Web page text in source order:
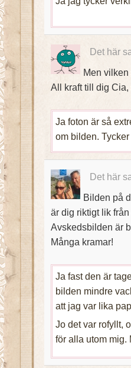
Det här
Men
All kraft till dig
Ja foton är så
om bilden.
Det här
Bilden på
är dig riktigt lik
Avskedsbilden är
Många kramar!
Ja fast den är
bilden mindre
att jag var lika
Jo det var rofyllt,
för alla utom mig.